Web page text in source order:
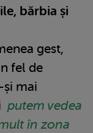
bărbia și
gest,
fel de
și mai
putem vedea
în zona